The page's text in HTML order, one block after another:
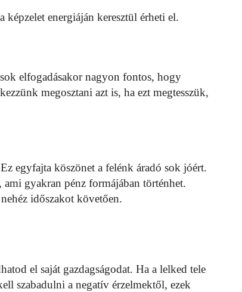
energiáján keresztül érheti el.
elfogadásakor nagyon fontos, hogy
megosztani azt is, ha ezt megtesszük,
egyfajta köszönet a felénk áradó sok jóért.
gyakran pénz formájában történhet.
időszakot követően.
el saját gazdagságodat. Ha a lelked tele
szabadulni a negatív érzelmektől, ezek